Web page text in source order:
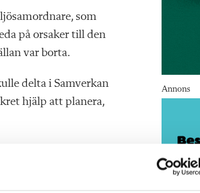
som
på orsaker till den
var borta.
delta i Samverkan
hjälp att planera,
ger så mycket när
Annons